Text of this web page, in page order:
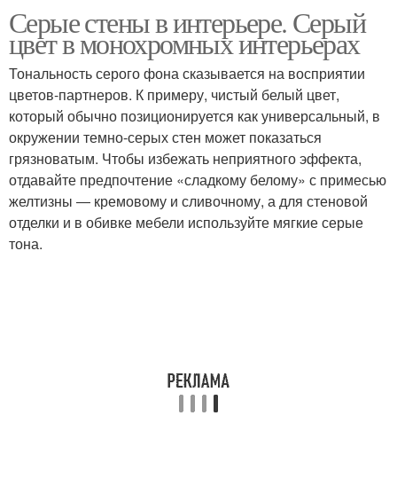
тонах
Кухни в серых тонах
Кухня с яркими
акцентами
Серые стены в интерьере. Серый
цвет в монохромных интерьерах
Тональность серого фона сказывается на восприятии
цветов-партнеров. К примеру, чистый белый цвет,
который обычно позиционируется как универсальный, в
окружении темно-серых стен может показаться
грязноватым. Чтобы избежать неприятного эффекта,
отдавайте предпочтение «сладкому белому» с примесью
желтизны ― кремовому и сливочному, а для стеновой
отделки и в обивке мебели используйте мягкие серые
тона.